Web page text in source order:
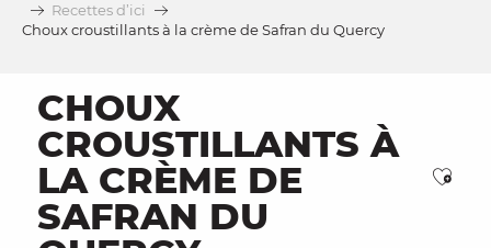
Recettes d’ici
Choux croustillants à la crème de Safran du Quercy
CHOUX
CROUSTILLANTS À
LA CRÈME DE
SAFRAN DU